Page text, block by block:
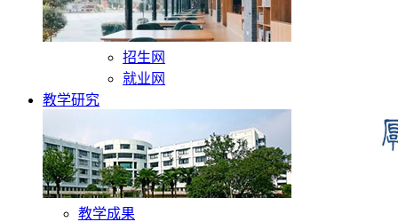
招生网
就业网
教学研究
教学成果